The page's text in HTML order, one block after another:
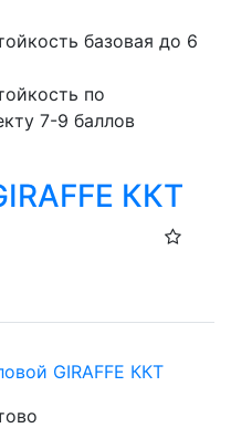
базовая до 6
по
7-9 баллов
ККТ
GIRAFFE ККТ